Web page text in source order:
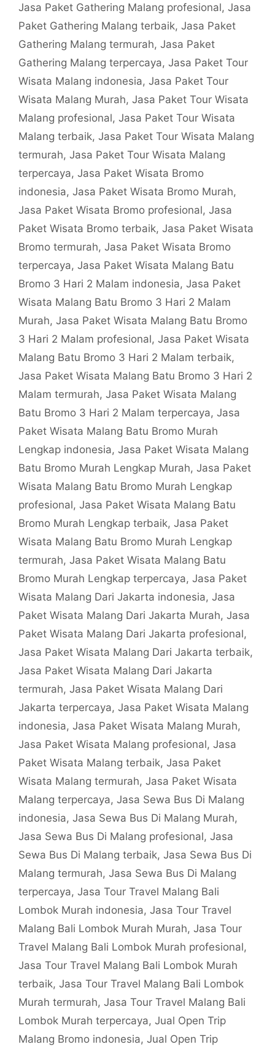
Jasa Paket Gathering Malang profesional, Jasa
Paket Gathering Malang terbaik, Jasa Paket
Gathering Malang termurah, Jasa Paket
Gathering Malang terpercaya, Jasa Paket Tour
Wisata Malang indonesia, Jasa Paket Tour
Wisata Malang Murah, Jasa Paket Tour Wisata
Malang profesional, Jasa Paket Tour Wisata
Malang terbaik, Jasa Paket Tour Wisata Malang
termurah, Jasa Paket Tour Wisata Malang
terpercaya, Jasa Paket Wisata Bromo
indonesia, Jasa Paket Wisata Bromo Murah,
Jasa Paket Wisata Bromo profesional, Jasa
Paket Wisata Bromo terbaik, Jasa Paket Wisata
Bromo termurah, Jasa Paket Wisata Bromo
terpercaya, Jasa Paket Wisata Malang Batu
Bromo 3 Hari 2 Malam indonesia, Jasa Paket
Wisata Malang Batu Bromo 3 Hari 2 Malam
Murah, Jasa Paket Wisata Malang Batu Bromo
3 Hari 2 Malam profesional, Jasa Paket Wisata
Malang Batu Bromo 3 Hari 2 Malam terbaik,
Jasa Paket Wisata Malang Batu Bromo 3 Hari 2
Malam termurah, Jasa Paket Wisata Malang
Batu Bromo 3 Hari 2 Malam terpercaya, Jasa
Paket Wisata Malang Batu Bromo Murah
Lengkap indonesia, Jasa Paket Wisata Malang
Batu Bromo Murah Lengkap Murah, Jasa Paket
Wisata Malang Batu Bromo Murah Lengkap
profesional, Jasa Paket Wisata Malang Batu
Bromo Murah Lengkap terbaik, Jasa Paket
Wisata Malang Batu Bromo Murah Lengkap
termurah, Jasa Paket Wisata Malang Batu
Bromo Murah Lengkap terpercaya, Jasa Paket
Wisata Malang Dari Jakarta indonesia, Jasa
Paket Wisata Malang Dari Jakarta Murah, Jasa
Paket Wisata Malang Dari Jakarta profesional,
Jasa Paket Wisata Malang Dari Jakarta terbaik,
Jasa Paket Wisata Malang Dari Jakarta
termurah, Jasa Paket Wisata Malang Dari
Jakarta terpercaya, Jasa Paket Wisata Malang
indonesia, Jasa Paket Wisata Malang Murah,
Jasa Paket Wisata Malang profesional, Jasa
Paket Wisata Malang terbaik, Jasa Paket
Wisata Malang termurah, Jasa Paket Wisata
Malang terpercaya, Jasa Sewa Bus Di Malang
indonesia, Jasa Sewa Bus Di Malang Murah,
Jasa Sewa Bus Di Malang profesional, Jasa
Sewa Bus Di Malang terbaik, Jasa Sewa Bus Di
Malang termurah, Jasa Sewa Bus Di Malang
terpercaya, Jasa Tour Travel Malang Bali
Lombok Murah indonesia, Jasa Tour Travel
Malang Bali Lombok Murah Murah, Jasa Tour
Travel Malang Bali Lombok Murah profesional,
Jasa Tour Travel Malang Bali Lombok Murah
terbaik, Jasa Tour Travel Malang Bali Lombok
Murah termurah, Jasa Tour Travel Malang Bali
Lombok Murah terpercaya, Jual Open Trip
Malang Bromo indonesia, Jual Open Trip